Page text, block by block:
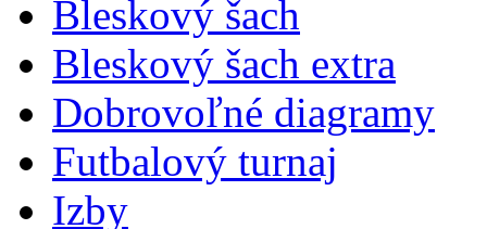
Bleskový šach
Bleskový šach extra
Dobrovoľné diagramy
Futbalový turnaj
Izby